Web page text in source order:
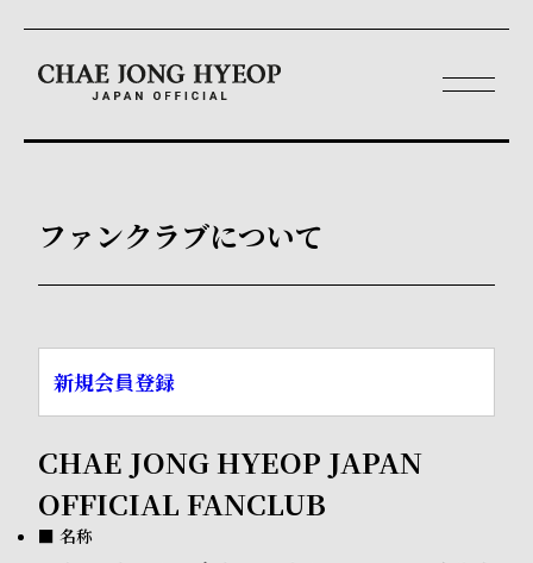
ファンクラブについて
新規会員登録
CHAE JONG HYEOP JAPAN
OFFICIAL FANCLUB
■ 名称